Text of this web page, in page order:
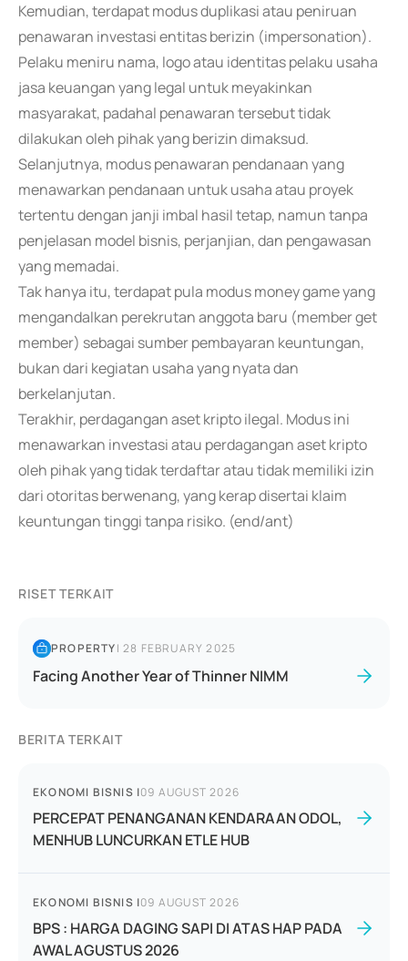
Kemudian, terdapat modus duplikasi atau peniruan
penawaran investasi entitas berizin (impersonation).
Pelaku meniru nama, logo atau identitas pelaku usaha
jasa keuangan yang legal untuk meyakinkan
masyarakat, padahal penawaran tersebut tidak
dilakukan oleh pihak yang berizin dimaksud.
Selanjutnya, modus penawaran pendanaan yang
menawarkan pendanaan untuk usaha atau proyek
tertentu dengan janji imbal hasil tetap, namun tanpa
penjelasan model bisnis, perjanjian, dan pengawasan
yang memadai.
Tak hanya itu, terdapat pula modus money game yang
mengandalkan perekrutan anggota baru (member get
member) sebagai sumber pembayaran keuntungan,
bukan dari kegiatan usaha yang nyata dan
berkelanjutan.
Terakhir, perdagangan aset kripto ilegal. Modus ini
menawarkan investasi atau perdagangan aset kripto
oleh pihak yang tidak terdaftar atau tidak memiliki izin
dari otoritas berwenang, yang kerap disertai klaim
keuntungan tinggi tanpa risiko. (end/ant)
RISET TERKAIT
PROPERTY|28 FEBRUARY 2025
Facing Another Year of Thinner NIMM
BERITA TERKAIT
EKONOMI BISNIS |09 AUGUST 2026
PERCEPAT PENANGANAN KENDARAAN ODOL,
MENHUB LUNCURKAN ETLE HUB
EKONOMI BISNIS |09 AUGUST 2026
BPS : HARGA DAGING SAPI DI ATAS HAP PADA
AWAL AGUSTUS 2026